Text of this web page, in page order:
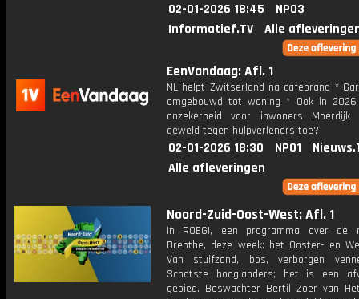
02-01-2026 18:45
NPO3
Informatief.TV
Alle
EenVandaag: Afl. 1
NL helpt Zwitserland na cafébrand *
omgebouwd tot woning * Ook in
onzekerheid voor inwoners
geweld tegen hulpverleners toe?
02-01-2026 18:30 NPO1
Alle afleveringen
Noord-Zuid-Oost-West: Afl. 1
In ROEG!, een programma over de
Drenthe, deze week: het Ooster- en
Van stuifzand, bos, verborgen
Schotste hooglanders; het is een
gebied. Boswachter Bertil Zoer van